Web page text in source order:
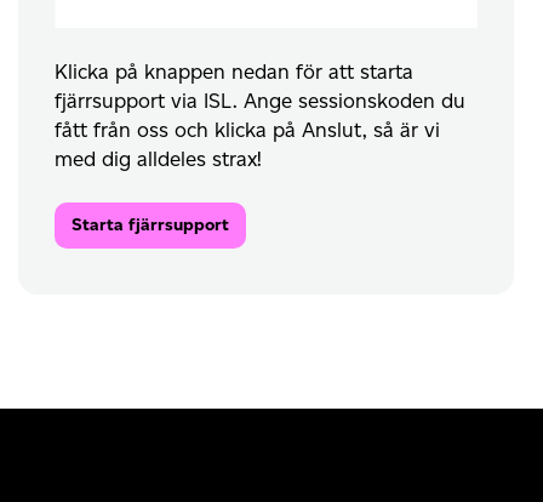
Klicka på knappen nedan för att starta
fjärrsupport via ISL. Ange sessionskoden du
fått från oss och klicka på Anslut, så är vi
med dig alldeles strax!
Starta fjärrsupport